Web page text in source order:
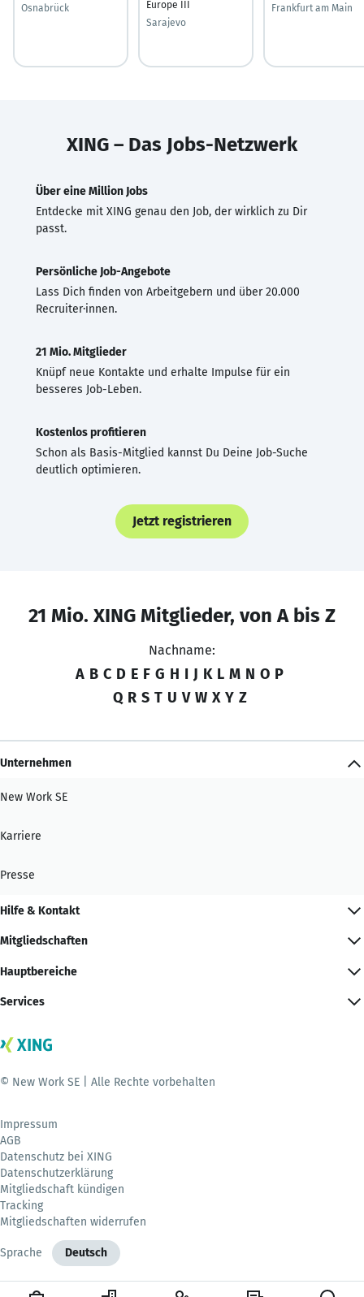
Osnabrück
Europe III
Sarajevo
Frankfurt am Main
XING – Das Jobs-Netzwerk
Über eine Million Jobs
Entdecke mit XING genau den Job, der wirklich zu Dir
passt.
Persönliche Job-Angebote
Lass Dich finden von Arbeitgebern und über 20.000
Recruiter·innen.
21 Mio. Mitglieder
Knüpf neue Kontakte und erhalte Impulse für ein
besseres Job-Leben.
Kostenlos profitieren
Schon als Basis-Mitglied kannst Du Deine Job-Suche
deutlich optimieren.
Jetzt registrieren
21 Mio. XING Mitglieder, von A bis Z
Nachname:
A B C D E F G H I J K L M N O P
Q R S T U V W X Y Z
Unternehmen
New Work SE
Karriere
Presse
Hilfe & Kontakt
Mitgliedschaften
Hauptbereiche
Services
© New Work SE | Alle Rechte vorbehalten
Impressum
AGB
Datenschutz bei XING
Datenschutzerklärung
Mitgliedschaft kündigen
Tracking
Mitgliedschaften widerrufen
Sprache Deutsch